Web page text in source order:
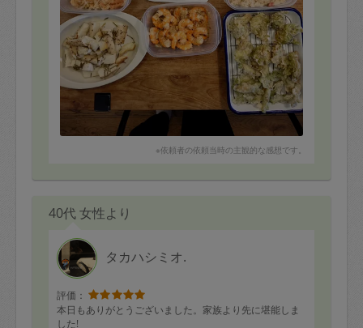
春らしいお料理有難うございました。また、よろしくお
願いします。
※依頼者の依頼当時の主観的な感想です。
40代 女性より
タカハシミオ.
評価：
本日もありがとうございました。家族より先に堪能しま
した!